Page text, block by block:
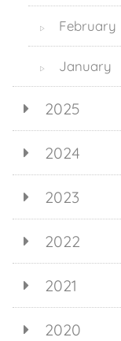
▷ February
▷ January
2025
2024
2023
2022
2021
2020